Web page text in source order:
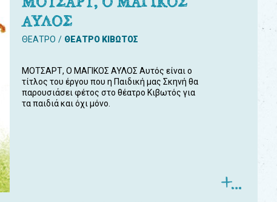
ΑΥΛΟΣ
ΘΕΑΤΡΟ ΘΕΑΤΡΟ ΚΙΒΩΤΟΣ
ΜΟΤΣΑΡΤ, Ο ΜΑΓΙΚΟΣ ΑΥΛΟΣ Αυτός είναι ο
τίτλος του έργου που η Παιδική μας Σκηνή θα
παρουσιάσει φέτος στο θέατρο Κιβωτός για
τα παιδιά και όχι μόνο.